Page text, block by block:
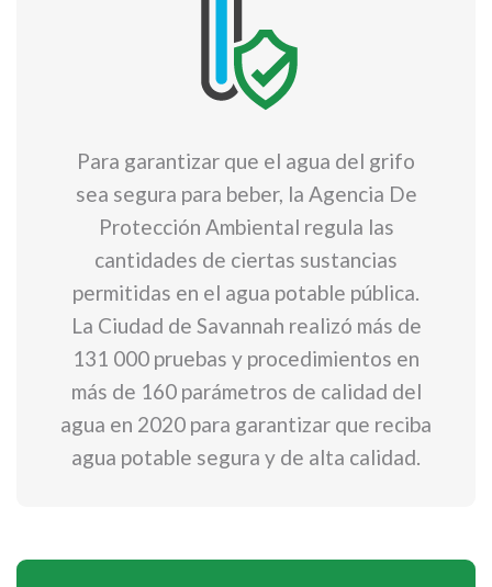
Para garantizar que el agua del grifo
sea segura para beber, la Agencia De
Protección Ambiental regula las
cantidades de ciertas sustancias
permitidas en el agua potable pública.
La Ciudad de Savannah realizó más de
131 000 pruebas y procedimientos en
más de 160 parámetros de calidad del
agua en 2020 para garantizar que reciba
agua potable segura y de alta calidad.